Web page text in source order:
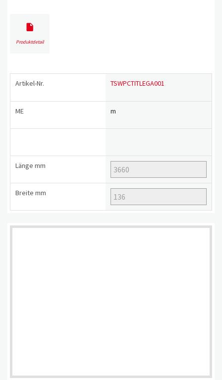
Produktdetail
Artikel-Nr.
ME
Länge mm
Breite mm
TSWPCTITLEGA001
m